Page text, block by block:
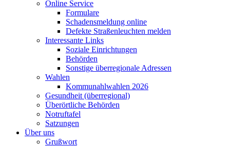
Online Service
Formulare
Schadensmeldung online
Defekte Straßenleuchten melden
Interessante Links
Soziale Einrichtungen
Behörden
Sonstige überregionale Adressen
Wahlen
Kommunahlwahlen 2026
Gesundheit (überregional)
Überörtliche Behörden
Notruftafel
Satzungen
Über uns
Grußwort